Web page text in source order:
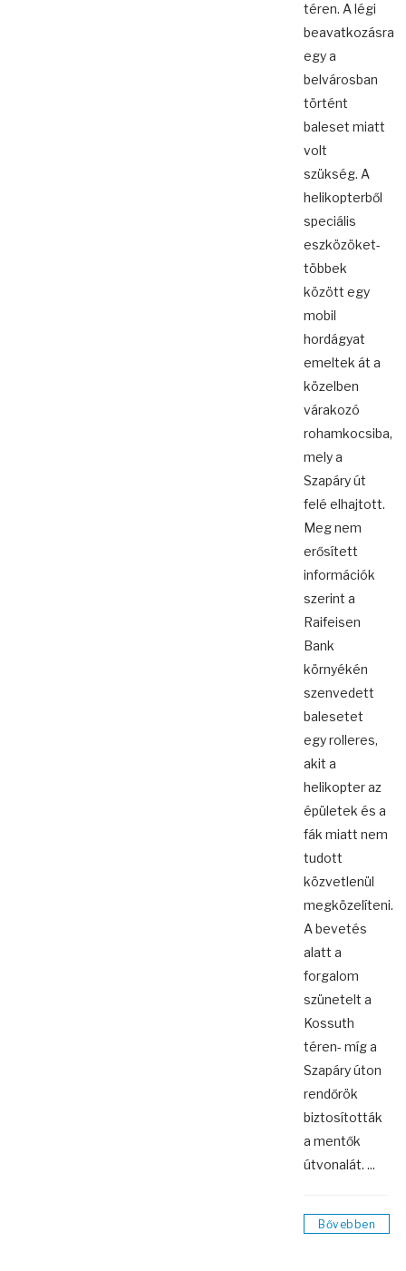
téren. A légi
beavatkozásra
egy a
belvárosban
történt
baleset miatt
volt
szükség. A
helikopterből
speciális
eszközöket-
többek
között egy
mobil
hordágyat
emeltek át a
közelben
várakozó
rohamkocsiba,
mely a
Szapáry út
felé elhajtott.
Meg nem
erősített
információk
szerint a
Raifeisen
Bank
környékén
szenvedett
balesetet
egy rolleres,
akit a
helikopter az
épületek és a
fák miatt nem
tudott
közvetlenül
megközelíteni.
A bevetés
alatt a
forgalom
szünetelt a
Kossuth
téren- míg a
Szapáry úton
rendőrök
biztosították
a mentők
útvonalát. ...
Bővebben